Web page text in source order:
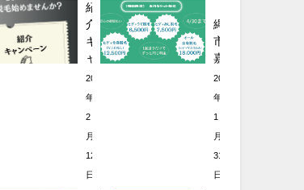
紹
介
キ
ャ
ン
ペ
第
2
弾！
2022
年
2
月
12
日
縄
市・
嘉
手
納・
2
月
開
2022
年
1
月
31
日